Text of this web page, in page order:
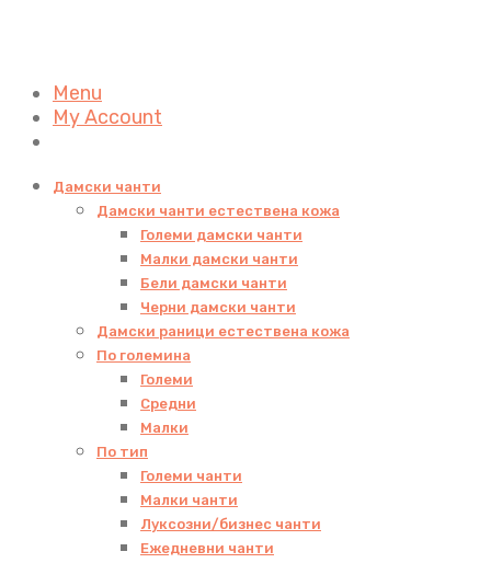
Menu
My Account
Дамски чанти
Дамски чанти естествена кожа
Големи дамски чанти
Малки дамски чанти
Бели дамски чанти
Черни дамски чанти
Дамски раници естествена кожа
По големина
Големи
Средни
Малки
По тип
Големи чанти
Малки чанти
Луксозни/бизнес чанти
Ежедневни чанти